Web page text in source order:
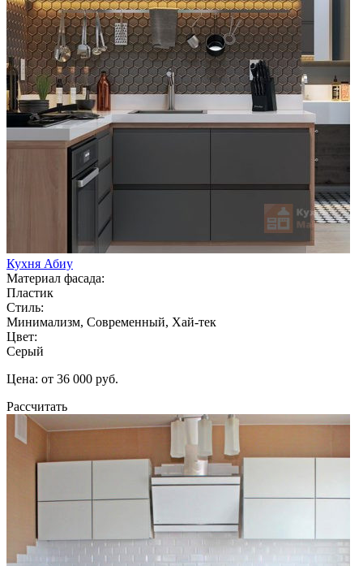
Кухня Абиу
Материал фасада:
Пластик
Стиль:
Минимализм, Современный, Хай-тек
Цвет:
Серый
Цена: от 36 000 руб.
Рассчитать